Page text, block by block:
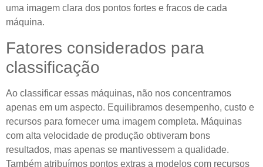
uma imagem clara dos pontos fortes e fracos de cada
máquina.
Fatores considerados para
classificação
Ao classificar essas máquinas, não nos concentramos
apenas em um aspecto. Equilibramos desempenho, custo e
recursos para fornecer uma imagem completa. Máquinas
com alta velocidade de produção obtiveram bons
resultados, mas apenas se mantivessem a qualidade.
Também atribuímos pontos extras a modelos com recursos